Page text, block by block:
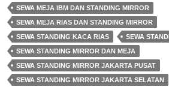
SEWA MEJA IBM DAN STANDING MIRROR
SEWA MEJA RIAS DAN STANDING MIRROR
SEWA STANDING KACA RIAS
SEWA
SEWA STANDING MIRROR DAN MEJA
SEWA STANDING MIRROR JAKARTA PUSAT
SEWA STANDING MIRROR JAKARTA SELATAN